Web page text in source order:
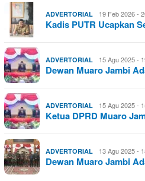
ADVERTORIAL 19 Feb 2026 -
Kadis PUTR Ucapkan
ADVERTORIAL 15 Agu 2025 -
Dewan Muaro Jambi
ADVERTORIAL 15 Agu 2025 -
Ketua DPRD Muaro
ADVERTORIAL 13 Agu 2025 -
Dewan Muaro Jambi